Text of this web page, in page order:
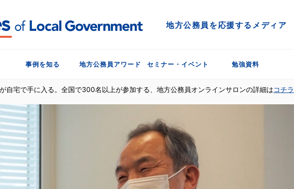
地方公務員を応援するメディア
事例を知る 地方公務員アワード セミナー・イベント 勉強資料
自宅で手に入る。全国で300名以上が参加する、地方公務員オンラインサロンの詳細はコチラ